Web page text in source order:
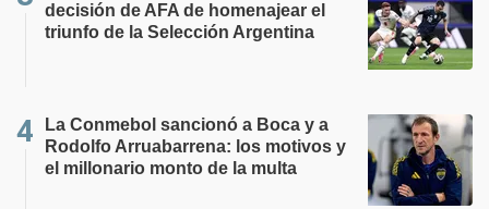
decisión de AFA de homenajear el
triunfo de la Selección Argentina
La Conmebol sancionó a Boca y a
Rodolfo Arruabarrena: los motivos y
el millonario monto de la multa